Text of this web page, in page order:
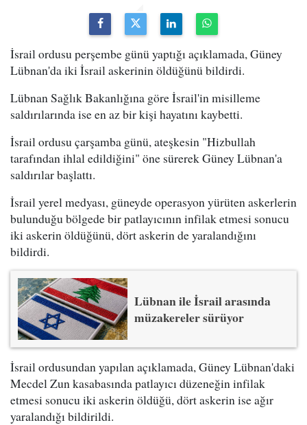
İsrail ordusu perşembe günü yaptığı açıklamada, Güney
Lübnan'da iki İsrail askerinin öldüğünü bildirdi.
Lübnan Sağlık Bakanlığına göre İsrail'in misilleme
saldırılarında ise en az bir kişi hayatını kaybetti.
İsrail ordusu çarşamba günü, ateşkesin "Hizbullah
tarafından ihlal edildiğini" öne sürerek Güney Lübnan'a
saldırılar başlattı.
İsrail yerel medyası, güneyde operasyon yürüten askerlerin
bulunduğu bölgede bir patlayıcının infilak etmesi sonucu
iki askerin öldüğünü, dört askerin de yaralandığını
bildirdi.
Lübnan ile İsrail arasında
müzakereler sürüyor
İsrail ordusundan yapılan açıklamada, Güney Lübnan'daki
Mecdel Zun kasabasında patlayıcı düzeneğin infilak
etmesi sonucu iki askerin öldüğü, dört askerin ise ağır
yaralandığı bildirildi.